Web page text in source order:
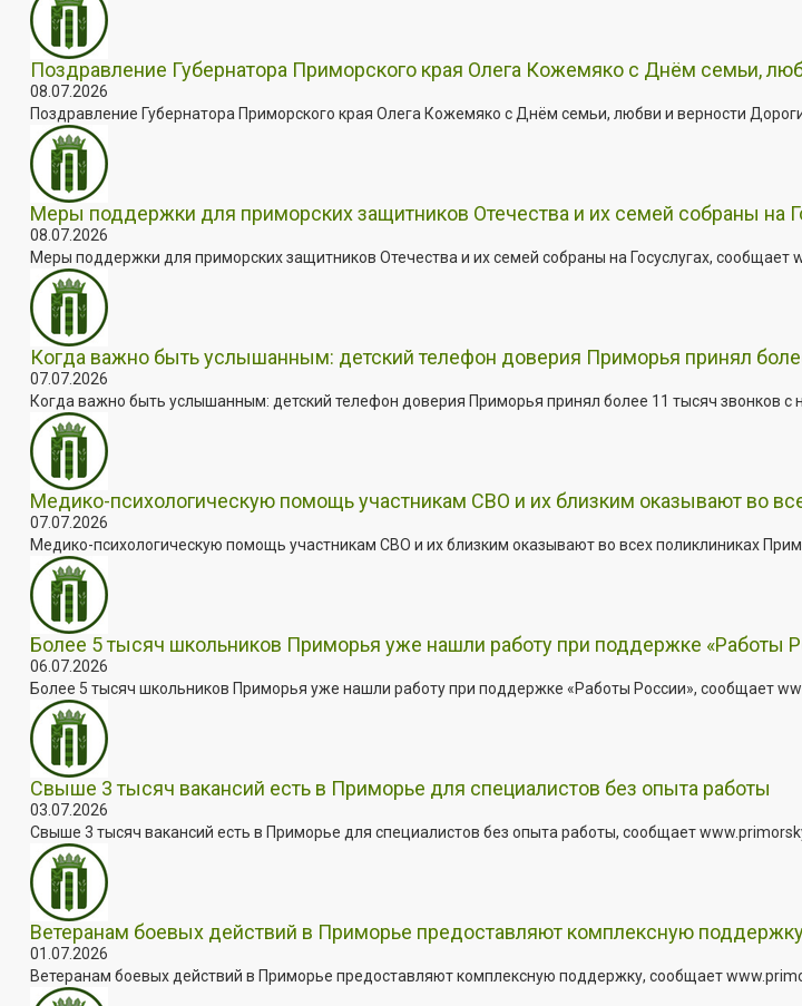
Поздравление Губернатора Приморского края Олега Кожемяко с Днём семьи,
08.07.2026
Поздравление Губернатора Приморского края Олега Кожемяко с Днём семьи, любви и верности
Меры поддержки для приморских защитников Отечества и их семей собраны на
08.07.2026
Меры поддержки для приморских защитников Отечества и их семей собраны на Госуслугах,
Когда важно быть услышанным: детский телефон доверия Приморья принял
07.07.2026
Когда важно быть услышанным: детский телефон доверия Приморья принял более 11 тысяч звонков с
Медико-психологическую помощь участникам СВО и их близким оказывают во
07.07.2026
Медико-психологическую помощь участникам СВО и их близким оказывают во всех поликлиниках
Более 5 тысяч школьников Приморья уже нашли работу при поддержке «Работы
06.07.2026
Более 5 тысяч школьников Приморья уже нашли работу при поддержке «Работы России», сообщает
Свыше 3 тысяч вакансий есть в Приморье для специалистов без опыта работы
03.07.2026
Свыше 3 тысяч вакансий есть в Приморье для специалистов без опыта работы, сообщает
Ветеранам боевых действий в Приморье предоставляют комплексную
01.07.2026
Ветеранам боевых действий в Приморье предоставляют комплексную поддержку, сообщает